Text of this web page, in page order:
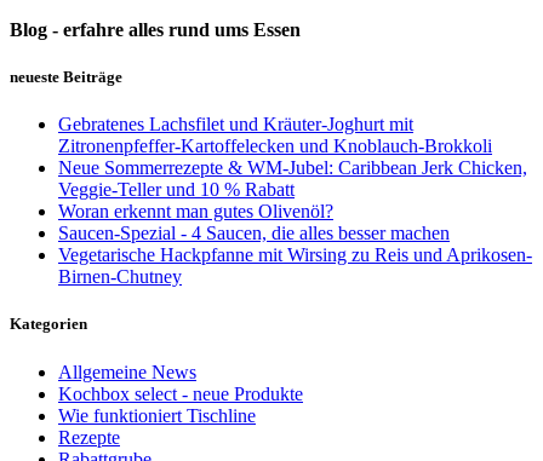
Blog - erfahre alles rund ums Essen
neueste Beiträge
Gebratenes Lachsfilet und Kräuter-Joghurt mit
Zitronenpfeffer-Kartoffelecken und Knoblauch-Brokkoli
Neue Sommerrezepte & WM-Jubel: Caribbean Jerk Chicken,
Veggie-Teller und 10 % Rabatt
Woran erkennt man gutes Olivenöl?
Saucen-Spezial - 4 Saucen, die alles besser machen
Vegetarische Hackpfanne mit Wirsing zu Reis und Aprikosen-
Birnen-Chutney
Kategorien
Allgemeine News
Kochbox select - neue Produkte
Wie funktioniert Tischline
Rezepte